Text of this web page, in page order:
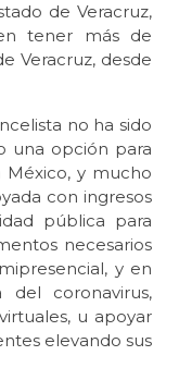
de Veracruz,
tener más de
Veracruz, desde
no ha sido
una opción para
México, y mucho
con ingresos
pública para
necesarios
y en
coronavirus,
u apoyar
elevando sus